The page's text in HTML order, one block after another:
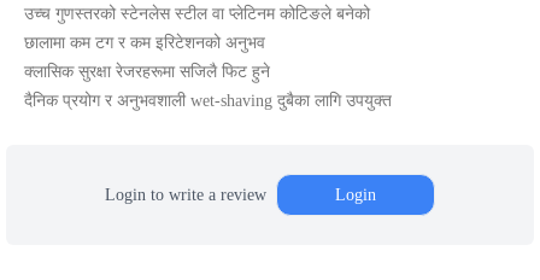
उच्च गुणस्तरको स्टेनलेस स्टील वा प्लेटिनम कोटिङले बनेको
छालामा कम टग र कम इरिटेशनको अनुभव
क्लासिक सुरक्षा रेजरहरूमा सजिलै फिट हुने
दैनिक प्रयोग र अनुभवशाली wet‑shaving दुबैका लागि उपयुक्त
Login to write a review Login